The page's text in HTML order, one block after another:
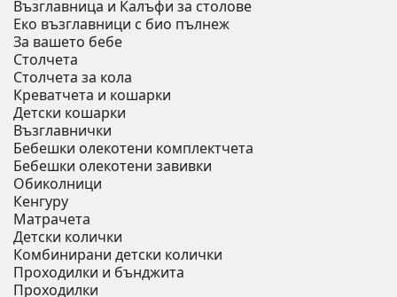
Възглавница и Калъфи за столове
Еко възглавници с био пълнеж
За вашето бебе
Столчета
Столчета за кола
Креватчета и кошарки
Детски кошарки
Възглавнички
Бебешки oлекотени комплектчета
Бебешки олекотени завивки
Обиколници
Кенгуру
Матрачета
Детски колички
Комбинирани детски колички
Проходилки и бънджита
Проходилки